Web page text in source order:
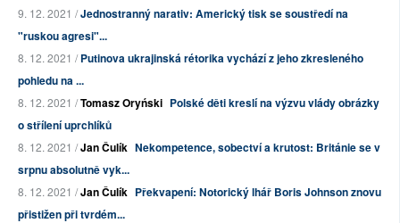
9. 12. 2021 /Jednostranný narativ: Americký tisk se soustředí na
"ruskou agresi"...
8. 12. 2021 /Putinova ukrajinská rétorika vychází z jeho zkresleného
pohledu na ...
8. 12. 2021 /Tomasz Oryński Polské děti kreslí na výzvu vlády obrázky
o střílení uprchlíků
8. 12. 2021 /Jan Čulík Nekompetence, sobectví a krutost: Británie se v
srpnu absolutně vyk...
8. 12. 2021 /Jan Čulík Překvapení: Notorický lhář Boris Johnson znovu
přistižen při tvrdém...